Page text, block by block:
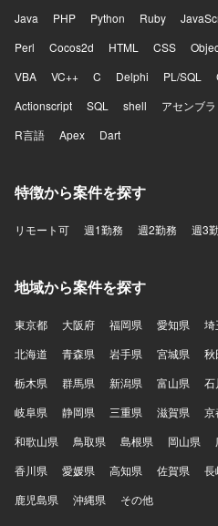
Java PHP Python Ruby
Perl
Cocos2d HTML CSS
VBA
VC++ C Delphi PL/SQL
Actionscript
SQL shell アセンブラ
R言語
Apex Dart
特徴から案件を探す
リモート可 週1勤務 週2勤務 週3
地域から案件を探す
東京都 大阪府 福岡県 愛知県 埼
北海道
青森県 岩手県 宮城県 秋
栃木県
群馬県 新潟県 富山県 石
岐阜県
静岡県 三重県 滋賀県 京
和歌山県
鳥取県 島根県 岡山県
香川県
愛媛県 高知県 佐賀県 長
鹿児島県
沖縄県 その他